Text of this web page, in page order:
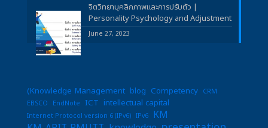
จิตวิทยาบุคลิกภาพและการปรับตัว |
Personality Psychology and Adjustment
June 27, 2023
(Knowledge Management blog Competency CRM
EBSCO
EndNote ICT intellectual capital
Internet Protocol version 6 (IPv6) IPv6 KM